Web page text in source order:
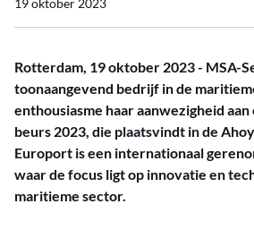
19 oktober 2023
Rotterdam, 19 oktober 2023 - MSA-
toonaangevend bedrijf in de
enthousiasme haar aanwezigheid
beurs 2023, die plaatsvindt in de
Europort is een internationaal
waar de focus ligt op innovatie en
maritieme sector.